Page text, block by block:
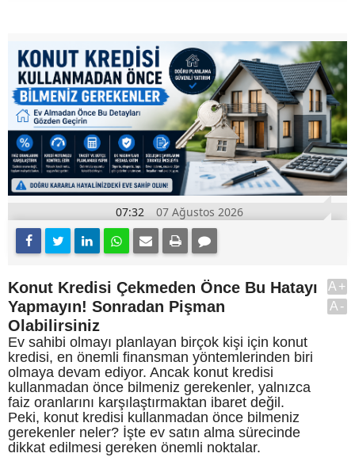
07:32 07 Ağustos 2026
Konut Kredisi Çekmeden Önce Bu Hatayı
Yapmayın! Sonradan Pişman
Olabilirsiniz
Ev sahibi olmayı planlayan birçok kişi için konut
kredisi, en önemli finansman yöntemlerinden biri
olmaya devam ediyor. Ancak konut kredisi
kullanmadan önce bilmeniz gerekenler, yalnızca
faiz oranlarını karşılaştırmaktan ibaret değil.
Peki, konut kredisi kullanmadan önce bilmeniz
gerekenler neler? İşte ev satın alma sürecinde
dikkat edilmesi gereken önemli noktalar.
A+
A-